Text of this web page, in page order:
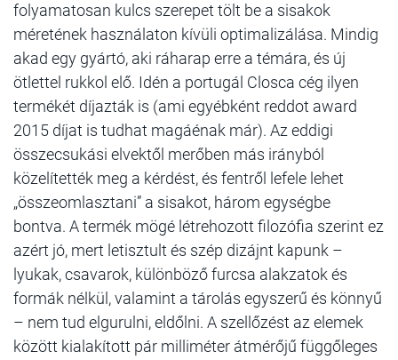
folyamatosan kulcs szerepet tölt be a sisakok
méretének használaton kívüli optimalizálása. Mindig
akad egy gyártó, aki ráharap erre a témára, és új
ötlettel rukkol elő. Idén a portugál Closca cég ilyen
termékét díjazták is (ami egyébként reddot award
2015 díjat is tudhat magáénak már). Az eddigi
összecsukási elvektől merőben más irányból
közelítették meg a kérdést, és fentről lefele lehet
„összeomlasztani” a sisakot, három egységbe
bontva. A termék mögé létrehozott filozófia szerint ez
azért jó, mert letisztult és szép dizájnt kapunk –
lyukak, csavarok, különböző furcsa alakzatok és
formák nélkül, valamint a tárolás egyszerű és könnyű
– nem tud elgurulni, eldőlni. A szellőzést az elemek
között kialakított pár milliméter átmérőjű függőleges